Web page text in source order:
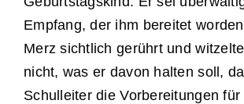
Empfang, der ihm bereitet
Merz sichtlich gerührt und
nicht, was er davon halten soll,
Schulleiter die Vorbereitungen